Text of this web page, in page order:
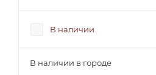
В наличии
В наличии в городе